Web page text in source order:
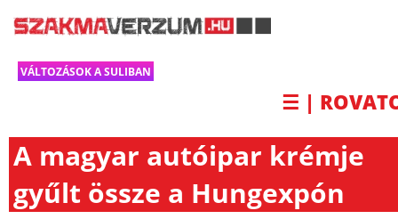
VÁLTOZÁSOK A SULIBAN
☰ |
A magyar autóipar krémje
gyűlt össze a Hungexpón